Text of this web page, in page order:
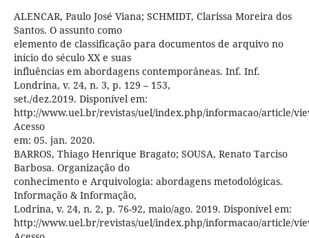
ALENCAR, Paulo José Viana; SCHMIDT, Clarissa Moreira dos
Santos. O assunto como
elemento de classificação para documentos de arquivo no
início do século XX e suas
influências em abordagens contemporâneas. Inf. Inf.
Londrina, v. 24, n. 3, p. 129 – 153,
set./dez.2019. Disponível em:
http://www.uel.br/revistas/uel/index.php/informacao/article/
Acesso
em: 05. jan. 2020.
BARROS, Thiago Henrique Bragato; SOUSA, Renato Tarciso
Barbosa. Organização do
conhecimento e Arquivologia: abordagens metodológicas.
Informação & Informação,
Lodrina, v. 24, n. 2, p. 76-92, maio/ago. 2019. Disponível em:
http://www.uel.br/revistas/uel/index.php/informacao/article/